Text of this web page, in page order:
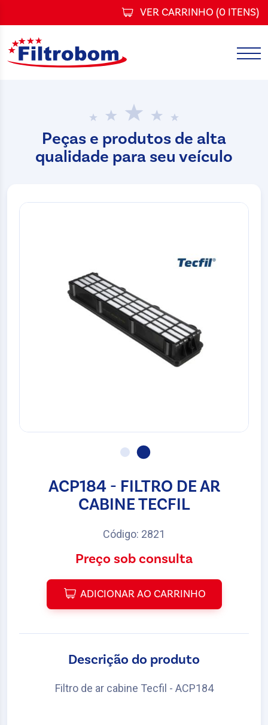
VER CARRINHO (0 ITENS)
Peças e produtos de alta
qualidade para seu veículo
ACP184 - FILTRO DE AR
CABINE TECFIL
Código: 2821
Preço sob consulta
ADICIONAR AO CARRINHO
Descrição do produto
Filtro de ar cabine Tecfil - ACP184